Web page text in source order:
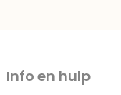
Info en hulp